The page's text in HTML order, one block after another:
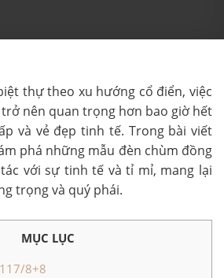
thự theo xu hướng cổ điển, việc
nên quan trọng hơn bao giờ hết
và vẻ đẹp tinh tế. Trong bài viết
phá những mẫu đèn chùm đồng
với sự tinh tế và tỉ mỉ, mang lại
trọng và quý phái.
MỤC LỤC
8+8